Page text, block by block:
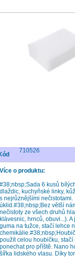
710526
Více o produktu:
#38;nbsp;Sada 6 kusů
dlaždic, kuchyňské linky,
s nejrůznějšími
úklid.#38;nbsp;Bez větší
nečistoty ze všech druhů
klávesnic, hrnců, obuvi...).
guma na tužce, stačí lehce
použít celou houbičku,
ponechat pro příště. Nano
šířka lidského vlasu. Díky